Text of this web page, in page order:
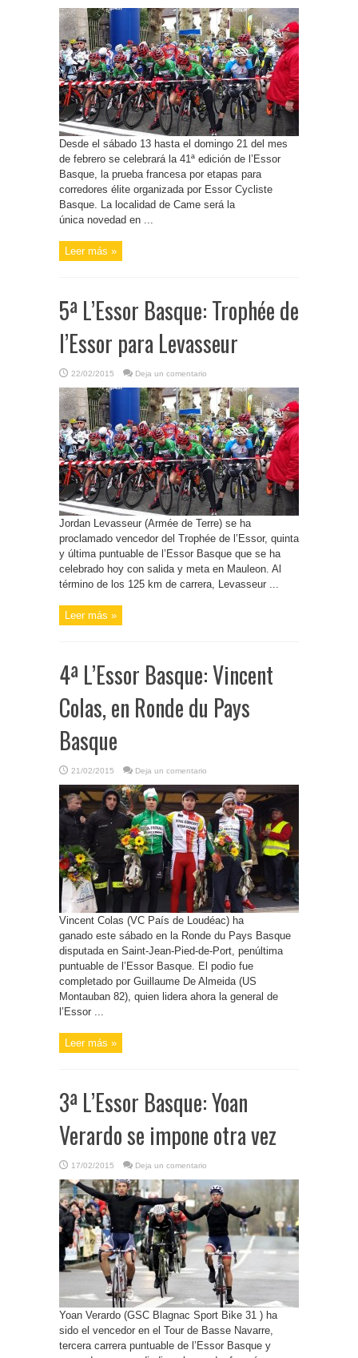
Desde el sábado 13 hasta el domingo 21 del mes
de febrero se celebrará la 41ª edición de l’Essor
Basque, la prueba francesa por etapas para
corredores élite organizada por Essor Cycliste
Basque. La localidad de Came será la
única novedad en ...
Leer más »
5ª L’Essor Basque: Trophée de
l’Essor para Levasseur
22/02/2015 Deja un comentario
Jordan Levasseur (Armée de Terre) se ha
proclamado vencedor del Trophée de l’Essor, quinta
y última puntuable de l’Essor Basque que se ha
celebrado hoy con salida y meta en Mauleon. Al
término de los 125 km de carrera, Levasseur ...
Leer más »
4ª L’Essor Basque: Vincent
Colas, en Ronde du Pays
Basque
21/02/2015 Deja un comentario
Vincent Colas (VC País de Loudéac) ha
ganado este sábado en la Ronde du Pays Basque
disputada en Saint-Jean-Pied-de-Port, penúltima
puntuable de l’Essor Basque. El podio fue
completado por Guillaume De Almeida (US
Montauban 82), quien lidera ahora la general de
l’Essor ...
Leer más »
3ª L’Essor Basque: Yoan
Verardo se impone otra vez
17/02/2015 Deja un comentario
Yoan Verardo (GSC Blagnac Sport Bike 31 ) ha
sido el vencedor en el Tour de Basse Navarre,
tercera carrera puntuable de l’Essor Basque y